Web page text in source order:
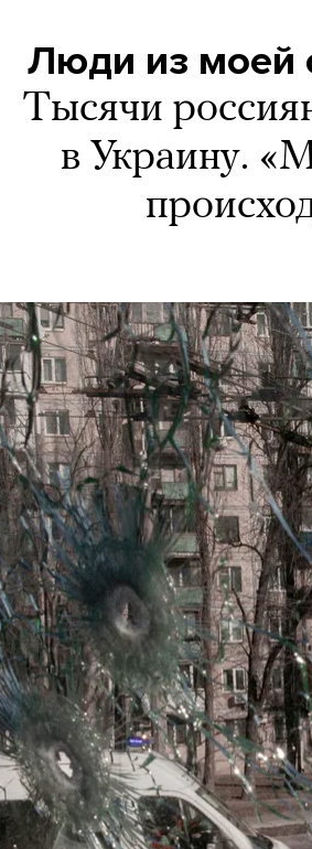
Люди из моей
Тысячи
в Украину.